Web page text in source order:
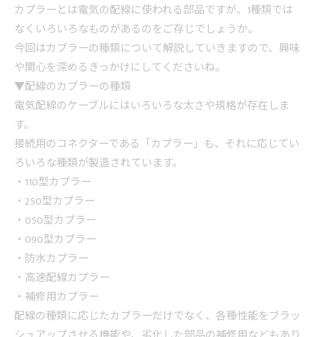
カプラーとは電気の配線に使われる部品ですが、1種類では
なくいろいろなものがあるのをご存じでしょうか。
今回はカプラーの種類について解説していきますので、興味
や関心を深めるきっかけにしてくださいね。
▼配線のカプラーの種類
電気配線のケーブルにはいろいろな太さや規格が存在しま
す。
接続用のコネクターである「カプラー」も、それに応じてい
ろいろな種類が製造されています。
・110型カプラー
・250型カプラー
・050型カプラー
・090型カプラー
・防水カプラー
・高速配線カプラー
・補修用カプラー
配線の種類に応じたカプラーだけでなく、各種性能をブラッ